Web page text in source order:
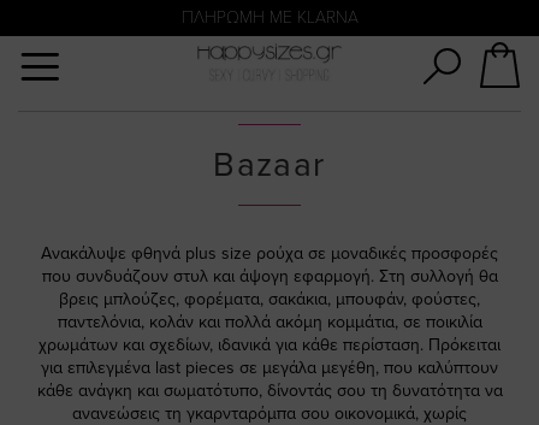
ΠΛΗΡΩΜΗ ΜΕ KLARNA
ΑΜΕΣΗ ΠΑΡΑΔΟΣΗ ΜΕ ACS ΚΑΙ ΓΕΝΙΚΗ ΤΑΧΥΔΡΟΜΙΚΉ
Bazaar
Ανακάλυψε φθηνά plus size ρούχα σε μοναδικές προσφορές
που συνδυάζουν στυλ και άψογη εφαρμογή. Στη συλλογή θα
βρεις μπλούζες, φορέματα, σακάκια, μπουφάν, φούστες,
παντελόνια, κολάν και πολλά ακόμη κομμάτια, σε ποικιλία
χρωμάτων και σχεδίων, ιδανικά για κάθε περίσταση. Πρόκειται
για επιλεγμένα last pieces σε μεγάλα μεγέθη, που καλύπτουν
κάθε ανάγκη και σωματότυπο, δίνοντάς σου τη δυνατότητα να
ανανεώσεις τη γκαρνταρόμπα σου οικονομικά, χωρίς
Αναζήτηση